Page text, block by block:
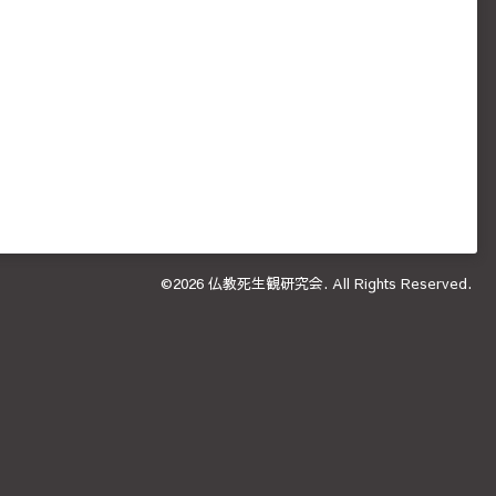
©2026 仏教死生観研究会. All Rights Reserved.